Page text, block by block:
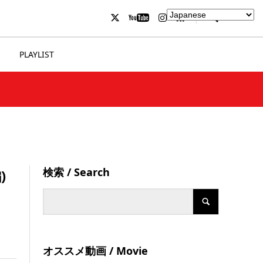
PLAYLIST
検索 / Search
オススメ動画 / Movie